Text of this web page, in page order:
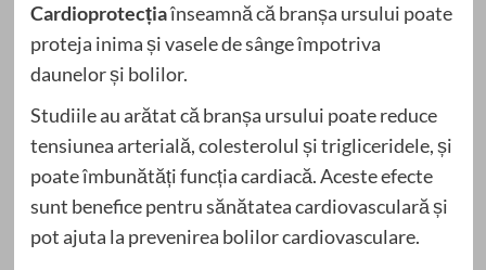
Cardioprotecțiaînseamnă că branșa ursului poate
proteja inima și vasele de sânge împotriva
daunelor și bolilor.
Studiile au arătat că branșa ursului poate reduce
tensiunea arterială, colesterolul și trigliceridele, și
poate îmbunătăți funcția cardiacă. Aceste efecte
sunt benefice pentru sănătatea cardiovasculară și
pot ajuta la prevenirea bolilor cardiovasculare.